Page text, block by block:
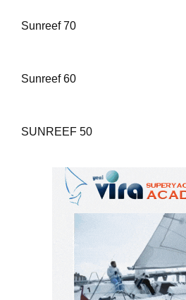
Sunreef 70
Sunreef 60
SUNREEF 50